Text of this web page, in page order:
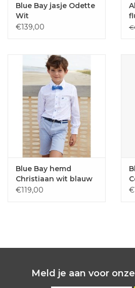
Blue Bay jasje Odette
Wit
€139,00
Blue Bay hemd
Christiaan wit blauw
etnic
€119,00
Meld je aan voor